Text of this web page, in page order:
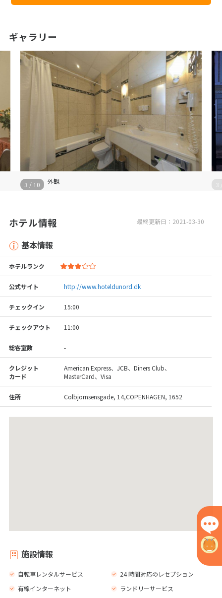
ギャラリー
外観
3 / 10 3
最終更新日：2021-03-30
ホテル情報
基本情報
ホテルランク
公式サイト http://www.hoteldunord.dk
チェックイン 15:00
チェックアウト 11:00
総客室数 -
クレジット
カード
American Express、JCB、Diners Club、
MasterCard、Visa
住所 Colbjornsensgade, 14,COPENHAGEN, 1652
施設情報
自転車レンタルサービス
24 時間対応のレセプション
有線インターネット
ランドリーサービス